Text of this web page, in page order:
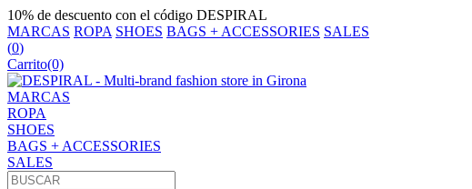
10% de descuento con el código DESPIRAL
MARCAS ROPA SHOES BAGS + ACCESSORIES SALES
(0)
Carrito(0)
MARCAS
ROPA
SHOES
BAGS + ACCESSORIES
SALES